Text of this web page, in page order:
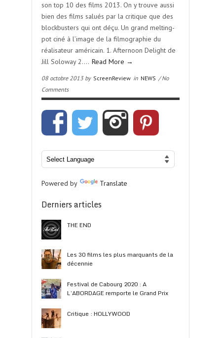
son top 10 des films 2013. On y trouve aussi
bien des films salués par la critique que des
blockbusters qui ont déçu. Un grand melting-
pot ciné à l’image de la filmographie du
réalisateur américain. 1. Afternoon Delight de
Jill Soloway 2…. Read More →
08 octobre 2013 by ScreenReview in NEWS / No
Comments
Powered by Translate
Derniers articles
THE END
Les 30 films les plus marquants de la
décennie
Festival de Cabourg 2020 : A
L’ABORDAGE remporte le Grand Prix
Critique : HOLLYWOOD